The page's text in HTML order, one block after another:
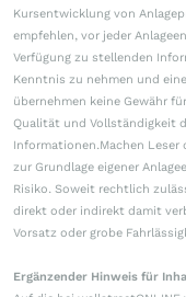
Kursentwicklung von
empfehlen, vor jeder
Verfügung zu stellenden
Kenntnis zu nehmen und
übernehmen keine Gewähr
Qualität und Vollständigkeit
Informationen.Machen
zur Grundlage eigener
Risiko. Soweit rechtlich
direkt oder indirekt damit
Vorsatz oder grobe
Ergänzender Hinweis für